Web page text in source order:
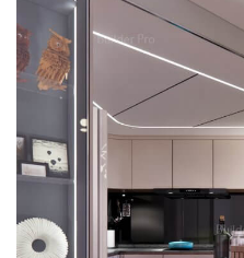
駿景園三房
新界區裝修